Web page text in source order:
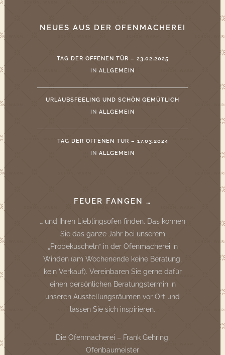
NEUES AUS DER OFENMACHEREI
TAG DER OFFENEN TÜR – 23.02.2025
IN ALLGEMEIN
URLAUBSFEELING UND SCHÖN GEMÜTLICH
IN ALLGEMEIN
TAG DER OFFENEN TÜR – 17.03.2024
IN ALLGEMEIN
FEUER FANGEN …
… und Ihren Lieblingsofen finden. Das können
Sie das ganze Jahr bei unserem
„Probekuscheln“ in der Ofenmacherei in
Winden (am Wochenende keine Beratung,
kein Verkauf). Vereinbaren Sie gerne dafür
einen persönlichen Beratungstermin in
unseren Ausstellungsräumen vor Ort und
lassen Sie sich inspirieren.
Die Ofenmacherei – Frank Gehring,
Ofenbaumeister